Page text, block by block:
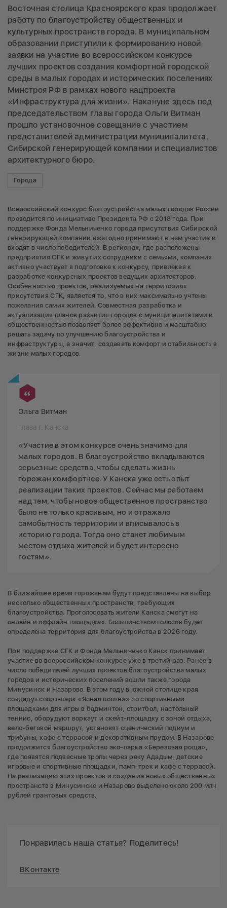
Восточная столица Красноярского края продолжает
работу по благоустройству общественных и
культурных пространств города. В муниципальном
образовании приступили к формированию новой
заявки на участие во всероссийском конкурсе
лучших проектов создания комфортной городской
среды в малых городах и исторических поселениях
Минстроя РФ в рамках нового нацпроекта
«Инфраструктура для жизни». Накануне здесь под
председательством главы города Ольги Витман
прошло установочное совещание с участием
представителей администрации муниципалитета,
Сибирской генерирующей компании и специалистов
архитектурного бюро.
Города
Всероссийский конкурс благоустройства малых городов России
проводится по инициативе Президента РФ с 2018 года. При
поддержке Фонда Мельниченко города присутствия Сибирской
генерирующей компании ежегодно принимают в нем участие и
входят в число победителей. В регионах, где расположены
предприятия СГК и живут их сотрудники с семьями, компания
активно участвует в подготовке к конкурсу, привлекая к
разработке конкурсных проектов ведущих архитекторов.
Особенностью проектов, реализуемых на территориях
присутствия СГК, является то, что в них максимально учтены
пожелания самих жителей. Совместная разработка и
актуализация планов развития городов с муниципалитетами и
общественностью позволяет более эффективно и масштабно
решать задачу по улучшению благоустройства и
инфраструктуры, а значит, создавать комфорт и стабильность в
жизни малых городов.
Ольга Витман
глава г. Канска
«Участие в этом конкурсе очень значимо для
малых городов. В благоустройство вкладываются
серьезные средства, чтобы сделать жизнь
горожан комфортнее. У Канска уже есть опыт
реализации таких проектов. Сейчас мы работаем
над тем, чтобы новое общественное пространство
было не только красивым, но и отражало
самобытность территории и вписывалось в
историю города. Тогда оно станет любимым
местом отдыха жителей и будет интересно
гостям».
В ближайшее время горожанам будут представлены на выбор
несколько общественных пространств, требующих
благоустройства. Проголосовать жители Канска смогут на
онлайн и оффлайн площадках. Большинством голосов будет
определена территория для благоустройства в 2026 году.
При поддержке СГК и Фонда Мельниченко Канск принимает
участие во всероссийском конкурсе уже в третий раз. Ранее в
число победителей лучших проектов благоустройства малых
городов и исторических поселений вошли также города
Минусинск и Назарово. В этом году в южной столице края
создадут спорт-парк «Ясная поляна» со спортивными
площадками для игры в бадминтон, стритбол, настольный
теннис, оборудуют воркаут и скейт-площадку с зоной отдыха,
вело-беговой маршрут, установят сценический подиум и
трибуны, кафе с террасой и декоративным прудом. В Назарове
продолжится благоустройство эко-парка «Березовая роща»,
где появятся подвесные тропы через реку Ададым, детские
игровые и спортивные площадки, памп-трек и кафе с террасой.
На реализацию этих проектов и создание новых общественных
пространств в Минусинске и Назарово выделено около 200 млн
рублей грантовых средств.
Понравилась наша статья? Поделитесь!
ВКонтакте